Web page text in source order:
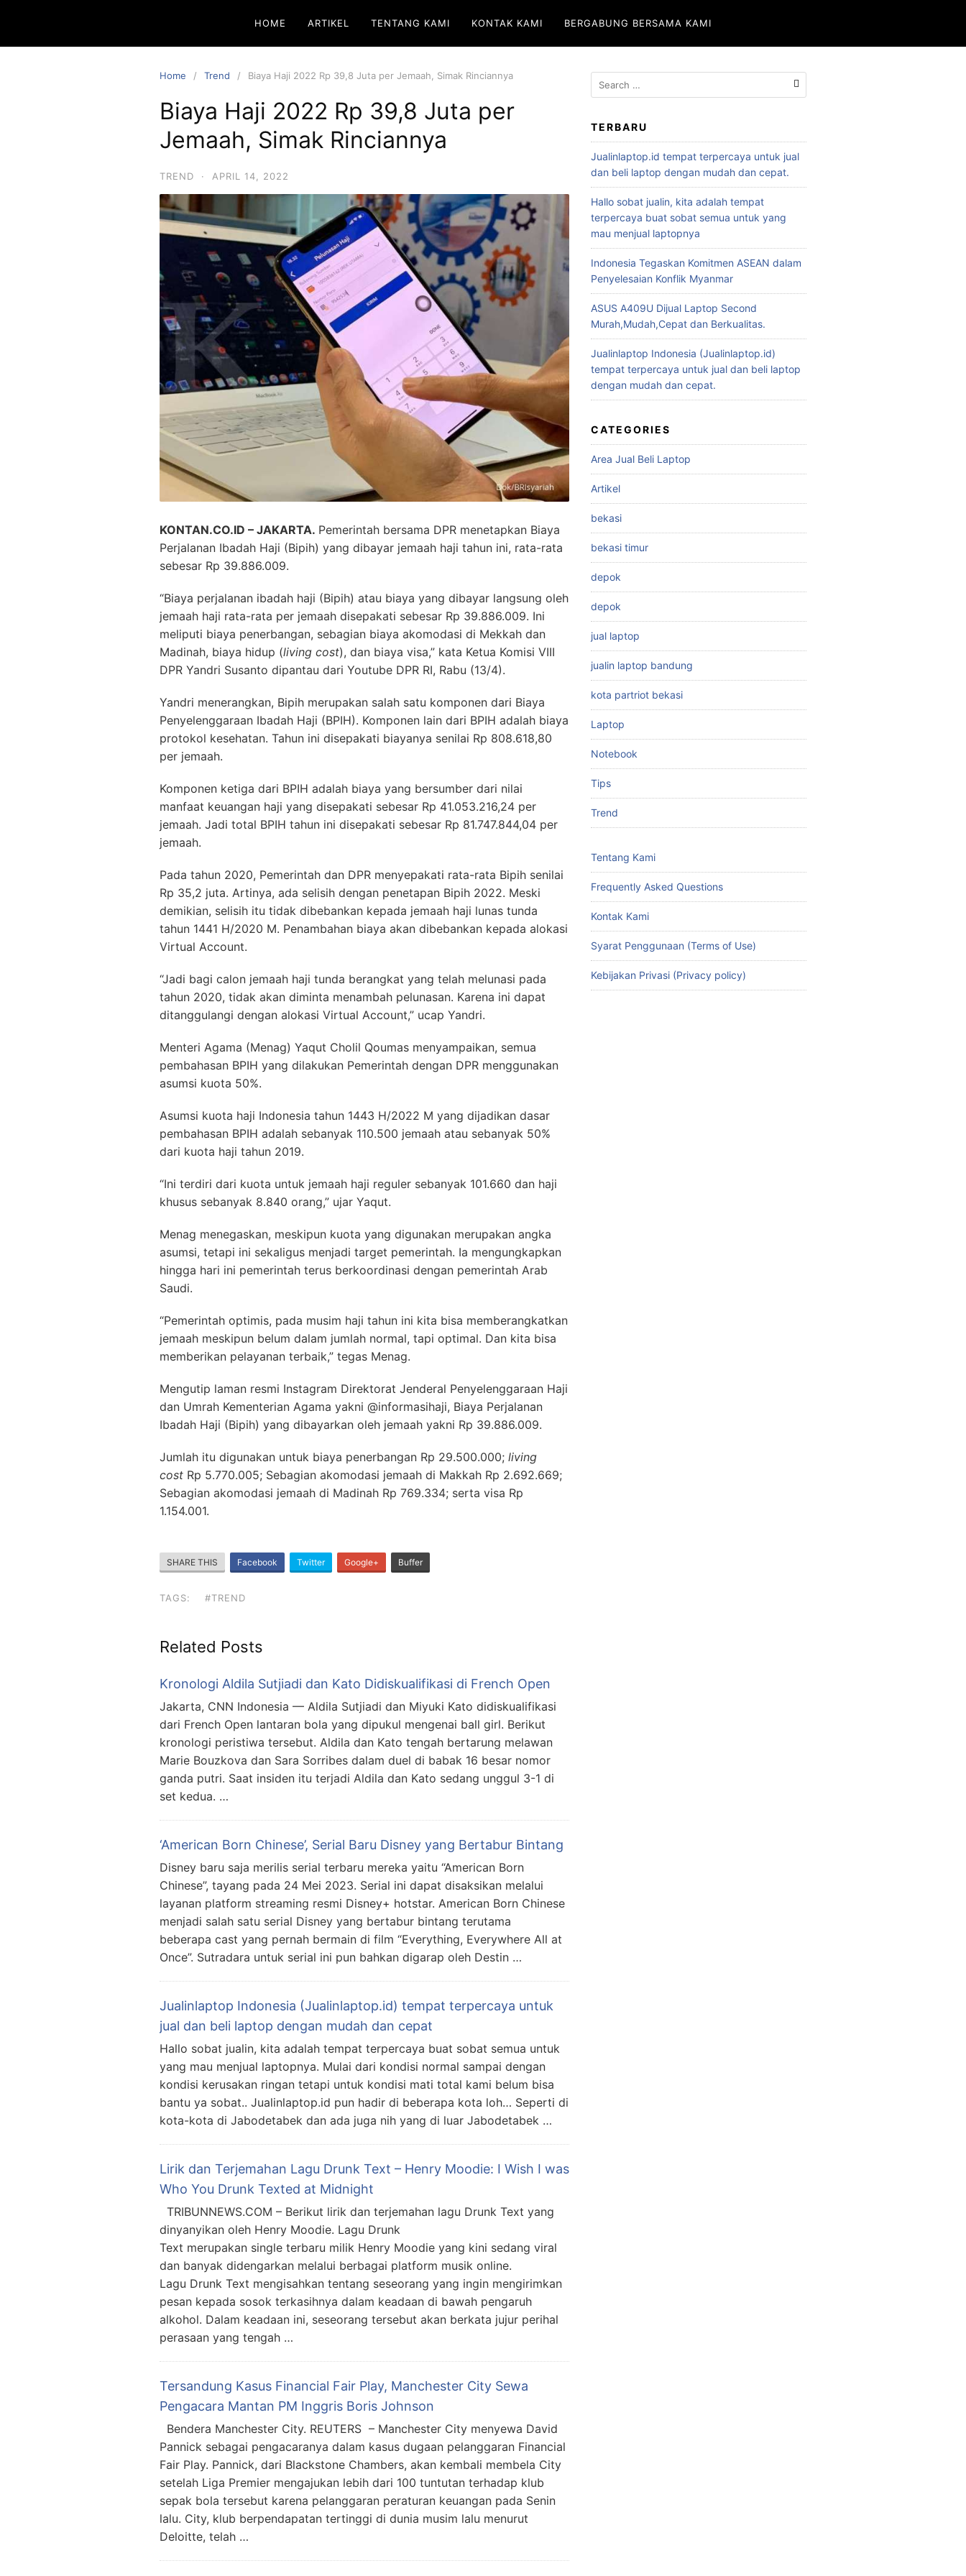
HOME ARTIKEL TENTANG KAMI KONTAK KAMI BERGABUNG BERSAMA KAMI
Home Trend Biaya Haji 2022 Rp 39,8 Juta per Jemaah, Simak Rinciannya
Biaya Haji 2022 Rp 39,8 Juta per
Jemaah, Simak Rinciannya
TREND · APRIL 14, 2022
KONTAN.CO.ID – JAKARTA. Pemerintah bersama DPR menetapkan Biaya
Perjalanan Ibadah Haji (Bipih) yang dibayar jemaah haji tahun ini, rata-rata
sebesar Rp 39.886.009.
“Biaya perjalanan ibadah haji (Bipih) atau biaya yang dibayar langsung oleh
jemaah haji rata-rata per jemaah disepakati sebesar Rp 39.886.009. Ini
meliputi biaya penerbangan, sebagian biaya akomodasi di Mekkah dan
Madinah, biaya hidup (living cost), dan biaya visa,” kata Ketua Komisi VIII
DPR Yandri Susanto dipantau dari Youtube DPR RI, Rabu (13/4).
Yandri menerangkan, Bipih merupakan salah satu komponen dari Biaya
Penyelenggaraan Ibadah Haji (BPIH). Komponen lain dari BPIH adalah biaya
protokol kesehatan. Tahun ini disepakati biayanya senilai Rp 808.618,80
per jemaah.
Komponen ketiga dari BPIH adalah biaya yang bersumber dari nilai
manfaat keuangan haji yang disepakati sebesar Rp 41.053.216,24 per
jemaah. Jadi total BPIH tahun ini disepakati sebesar Rp 81.747.844,04 per
jemaah.
Pada tahun 2020, Pemerintah dan DPR menyepakati rata-rata Bipih senilai
Rp 35,2 juta. Artinya, ada selisih dengan penetapan Bipih 2022. Meski
demikian, selisih itu tidak dibebankan kepada jemaah haji lunas tunda
tahun 1441 H/2020 M. Penambahan biaya akan dibebankan kepada alokasi
Virtual Account.
“Jadi bagi calon jemaah haji tunda berangkat yang telah melunasi pada
tahun 2020, tidak akan diminta menambah pelunasan. Karena ini dapat
ditanggulangi dengan alokasi Virtual Account,” ucap Yandri.
Menteri Agama (Menag) Yaqut Cholil Qoumas menyampaikan, semua
pembahasan BPIH yang dilakukan Pemerintah dengan DPR menggunakan
asumsi kuota 50%.
Asumsi kuota haji Indonesia tahun 1443 H/2022 M yang dijadikan dasar
pembahasan BPIH adalah sebanyak 110.500 jemaah atau sebanyak 50%
dari kuota haji tahun 2019.
“Ini terdiri dari kuota untuk jemaah haji reguler sebanyak 101.660 dan haji
khusus sebanyak 8.840 orang,” ujar Yaqut.
Menag menegaskan, meskipun kuota yang digunakan merupakan angka
asumsi, tetapi ini sekaligus menjadi target pemerintah. Ia mengungkapkan
hingga hari ini pemerintah terus berkoordinasi dengan pemerintah Arab
Saudi.
“Pemerintah optimis, pada musim haji tahun ini kita bisa memberangkatkan
jemaah meskipun belum dalam jumlah normal, tapi optimal. Dan kita bisa
memberikan pelayanan terbaik,” tegas Menag.
Mengutip laman resmi Instagram Direktorat Jenderal Penyelenggaraan Haji
dan Umrah Kementerian Agama yakni @informasihaji, Biaya Perjalanan
Ibadah Haji (Bipih) yang dibayarkan oleh jemaah yakni Rp 39.886.009.
Jumlah itu digunakan untuk biaya penerbangan Rp 29.500.000; living
cost Rp 5.770.005; Sebagian akomodasi jemaah di Makkah Rp 2.692.669;
Sebagian akomodasi jemaah di Madinah Rp 769.334; serta visa Rp
1.154.001.
SHARE THIS Facebook Twitter Google+ Buffer
TAGS: #TREND
Related Posts
Kronologi Aldila Sutjiadi dan Kato Didiskualifikasi di French Open
Jakarta, CNN Indonesia — Aldila Sutjiadi dan Miyuki Kato didiskualifikasi
dari French Open lantaran bola yang dipukul mengenai ball girl. Berikut
kronologi peristiwa tersebut. Aldila dan Kato tengah bertarung melawan
Marie Bouzkova dan Sara Sorribes dalam duel di babak 16 besar nomor
ganda putri. Saat insiden itu terjadi Aldila dan Kato sedang unggul 3-1 di
set kedua. …
‘American Born Chinese’, Serial Baru Disney yang Bertabur Bintang
Disney baru saja merilis serial terbaru mereka yaitu “American Born
Chinese”, tayang pada 24 Mei 2023. Serial ini dapat disaksikan melalui
layanan platform streaming resmi Disney+ hotstar. American Born Chinese
menjadi salah satu serial Disney yang bertabur bintang terutama
beberapa cast yang pernah bermain di film “Everything, Everywhere All at
Once”. Sutradara untuk serial ini pun bahkan digarap oleh Destin …
Jualinlaptop Indonesia (Jualinlaptop.id) tempat terpercaya untuk
jual dan beli laptop dengan mudah dan cepat
Hallo sobat jualin, kita adalah tempat terpercaya buat sobat semua untuk
yang mau menjual laptopnya. Mulai dari kondisi normal sampai dengan
kondisi kerusakan ringan tetapi untuk kondisi mati total kami belum bisa
bantu ya sobat.. Jualinlaptop.id pun hadir di beberapa kota loh… Seperti di
kota-kota di Jabodetabek dan ada juga nih yang di luar Jabodetabek …
Lirik dan Terjemahan Lagu Drunk Text – Henry Moodie: I Wish I was
Who You Drunk Texted at Midnight
TRIBUNNEWS.COM – Berikut lirik dan terjemahan lagu Drunk Text yang
dinyanyikan oleh Henry Moodie. Lagu Drunk
Text merupakan single terbaru milik Henry Moodie yang kini sedang viral
dan banyak didengarkan melalui berbagai platform musik online.
Lagu Drunk Text mengisahkan tentang seseorang yang ingin mengirimkan
pesan kepada sosok terkasihnya dalam keadaan di bawah pengaruh
alkohol. Dalam keadaan ini, seseorang tersebut akan berkata jujur perihal
perasaan yang tengah …
Tersandung Kasus Financial Fair Play, Manchester City Sewa
Pengacara Mantan PM Inggris Boris Johnson
Bendera Manchester City. REUTERS – Manchester City menyewa David
Pannick sebagai pengacaranya dalam kasus dugaan pelanggaran Financial
Fair Play. Pannick, dari Blackstone Chambers, akan kembali membela City
setelah Liga Premier mengajukan lebih dari 100 tuntutan terhadap klub
sepak bola tersebut karena pelanggaran peraturan keuangan pada Senin
lalu. City, klub berpendapatan tertinggi di dunia musim lalu menurut
Deloitte, telah …
TERBARU
Jualinlaptop.id tempat terpercaya untuk jual
dan beli laptop dengan mudah dan cepat.
Hallo sobat jualin, kita adalah tempat
terpercaya buat sobat semua untuk yang
mau menjual laptopnya
Indonesia Tegaskan Komitmen ASEAN dalam
Penyelesaian Konflik Myanmar
ASUS A409U Dijual Laptop Second
Murah,Mudah,Cepat dan Berkualitas.
Jualinlaptop Indonesia (Jualinlaptop.id)
tempat terpercaya untuk jual dan beli laptop
dengan mudah dan cepat.
CATEGORIES
Area Jual Beli Laptop
Artikel
bekasi
bekasi timur
depok
depok
jual laptop
jualin laptop bandung
kota partriot bekasi
Laptop
Notebook
Tips
Trend
Tentang Kami
Frequently Asked Questions
Kontak Kami
Syarat Penggunaan (Terms of Use)
Kebijakan Privasi (Privacy policy)